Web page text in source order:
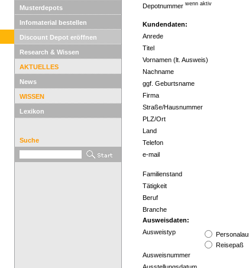
Musterdepots
Infomaterial bestellen
Discount Depot eröffnen
Research & Wissen
AKTUELLES
News
WISSEN
Lexikon
Suche
Depotnummer wenn aktiv
Kundendaten:
Anrede
Titel
Vornamen (lt. Ausweis)
Nachname
ggf. Geburtsname
Firma
Straße/Hausnummer
PLZ/Ort
Land
Telefon
e-mail
Familienstand
Tätigkeit
Beruf
Branche
Ausweisdaten:
Ausweistyp
Reisepaß
Ausweisnummer